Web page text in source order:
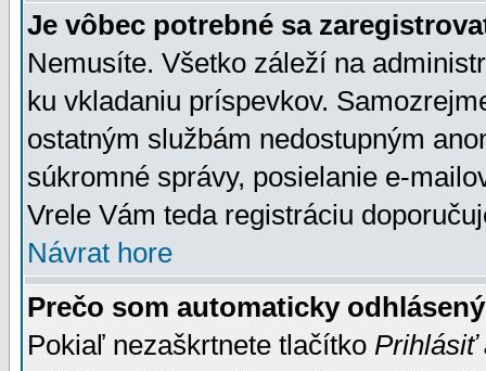
Je vôbec potrebné sa
Nemusíte. Všetko záleží na
ku vkladaniu príspevkov.
ostatným službám nedostupným
súkromné správy, posielanie e-
Vrele Vám teda registráciu
Návrat hore
Prečo som automaticky
Pokiaľ nezaškrtnete tlačítko Prihlásiť